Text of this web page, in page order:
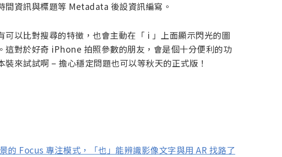
間資訊與標題等 Metadata 後設資訊編寫。
以比對搜尋的特徵，也會主動在「 i 」上面顯示閃光的圖
這對於好奇 iPhone 拍照參數的朋友，會是個十分便利的功
來試試啊 – 擔心穩定問題也可以等秋天的正式版！
的 Focus 專注模式，「也」能辨識影像文字與用 AR 找路了